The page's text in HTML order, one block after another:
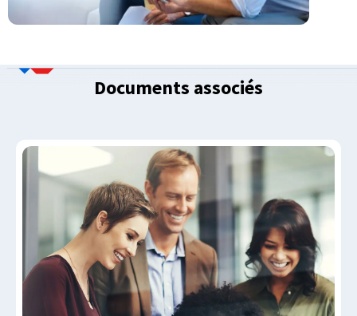
Documents associés